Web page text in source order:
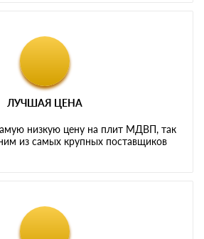
ЛУЧШАЯ ЦЕНА
низкую цену на плит МДВП, так
из самых крупных поставщиков